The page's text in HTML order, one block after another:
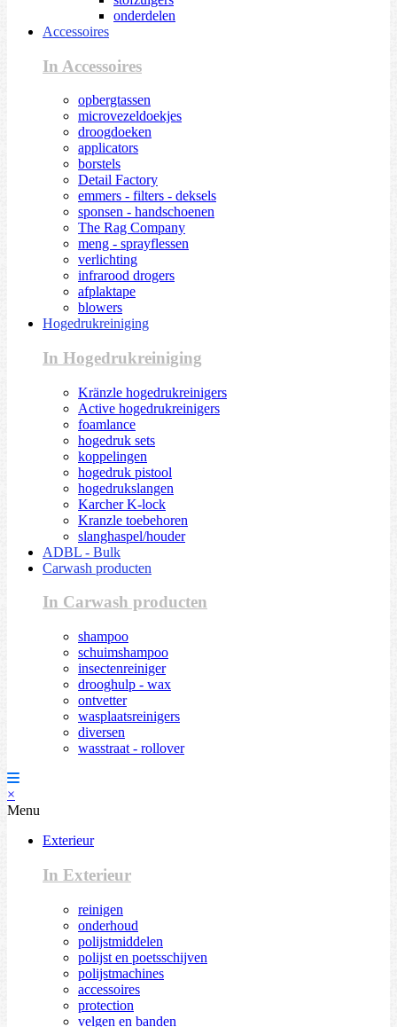
onderdelen
Accessoires
In Accessoires
opbergtassen
microvezeldoekjes
droogdoeken
applicators
borstels
Detail Factory
emmers - filters - deksels
sponsen - handschoenen
The Rag Company
meng - sprayflessen
verlichting
infrarood drogers
afplaktape
blowers
Hogedrukreiniging
In Hogedrukreiniging
Kränzle hogedrukreinigers
Active hogedrukreinigers
foamlance
hogedruk sets
koppelingen
hogedruk pistool
hogedrukslangen
Karcher K-lock
Kranzle toebehoren
slanghaspel/houder
ADBL - Bulk
Carwash producten
In Carwash producten
shampoo
schuimshampoo
insectenreiniger
drooghulp - wax
ontvetter
wasplaatsreinigers
diversen
wasstraat - rollover
×
Menu
Exterieur
In Exterieur
reinigen
onderhoud
polijstmiddelen
polijst en poetsschijven
polijstmachines
accessoires
protection
velgen en banden